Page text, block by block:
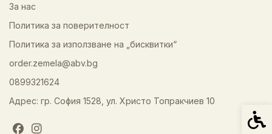
За нас
Политика за поверителност
Политика за използване на „бисквитки“
order.zemela@abv.bg
0899321624
Адрес: гр. София 1528, ул. Христо Топракчиев 10